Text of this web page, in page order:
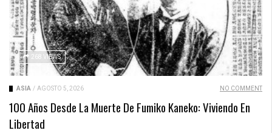
268 VIEWS
ASIA / AGOSTO 5, 2026 NO COMMENT
100 Años Desde La Muerte De Fumiko Kaneko: Viviendo En
Libertad